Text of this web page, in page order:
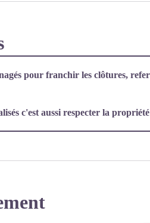
pour franchir les clôtures,
c'est aussi respecter la